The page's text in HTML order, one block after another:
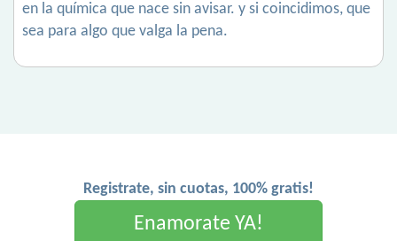
en la química que nace sin avisar. y si coincidimos, que
sea para algo que valga la pena.
Registrate, sin cuotas, 100% gratis!
Enamorate YA!